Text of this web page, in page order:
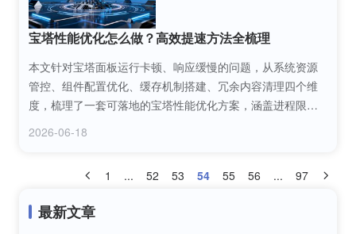
宝塔性能优化怎么做？高效提速方法全梳理
本文针对宝塔面板运行卡顿、响应缓慢的问题，从系统资源
管控、组件配置优化、缓存机制搭建、冗余内容清理四个维
度，梳理了一套可落地的宝塔性能优化方案，涵盖进程限
2026-06-18
1 ... 52 53 54 55 56 ... 97
最新文章